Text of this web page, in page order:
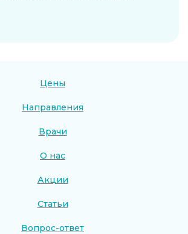
Цены
Направления
Врачи
О нас
Акции
Статьи
Вопрос-ответ